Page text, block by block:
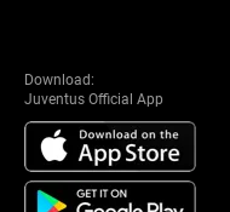
Download:
Juventus Official App